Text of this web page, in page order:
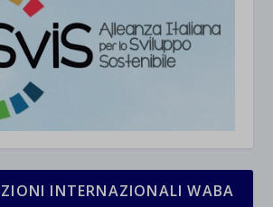
INTERNAZIONALI WABA